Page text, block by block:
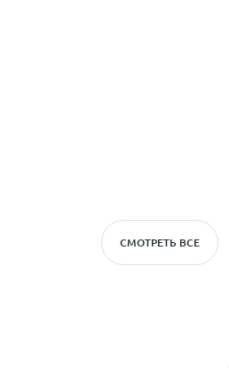
СМОТРЕТЬ ВСЕ